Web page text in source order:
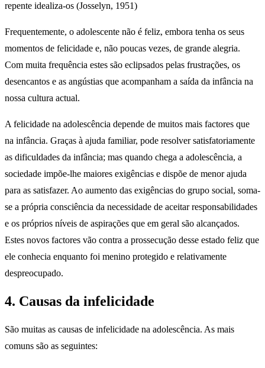
repente idealiza-os (Josselyn, 1951)
Frequentemente, o adolescente não é feliz, embora tenha os seus
momentos de felicidade e, não poucas vezes, de grande alegria.
Com muita frequência estes são eclipsados pelas frustrações, os
desencantos e as angústias que acompanham a saída da infância na
nossa cultura actual.
A felicidade na adolescência depende de muitos mais factores que
na infância. Graças à ajuda familiar, pode resolver satisfatoriamente
as dificuldades da infância; mas quando chega a adolescência, a
sociedade impõe-lhe maiores exigências e dispõe de menor ajuda
para as satisfazer. Ao aumento das exigências do grupo social, soma-
se a própria consciência da necessidade de aceitar responsabilidades
e os próprios níveis de aspirações que em geral são alcançados.
Estes novos factores vão contra a prossecução desse estado feliz que
ele conhecia enquanto foi menino protegido e relativamente
despreocupado.
4. Causas da infelicidade
São muitas as causas de infelicidade na adolescência. As mais
comuns são as seguintes: